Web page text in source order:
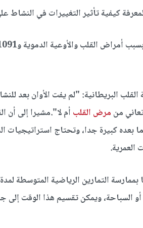
البريطانية: "لم يفت الأوان بعد
من مرض القلبأم لا".مشيرا إلى أن
بعده كبيرة جدا، وتحتاج استراتيجيات
العمرية.
السباحة، ويمكن تقسيم هذا الوقت